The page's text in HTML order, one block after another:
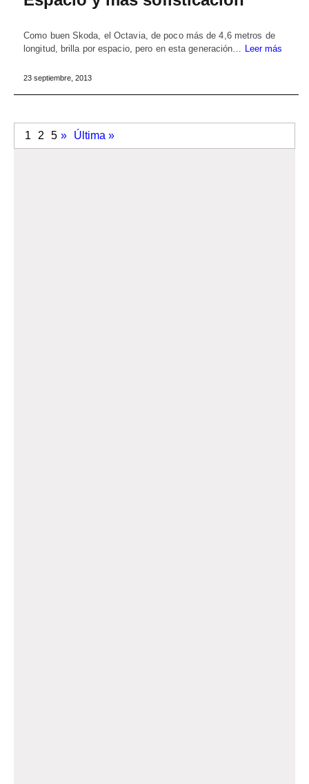
Como buen Skoda, el Octavia, de poco más de 4,6 metros de
longitud, brilla por espacio, pero en esta generación… Leer más
23 septiembre, 2013
1 2 5 » Última »